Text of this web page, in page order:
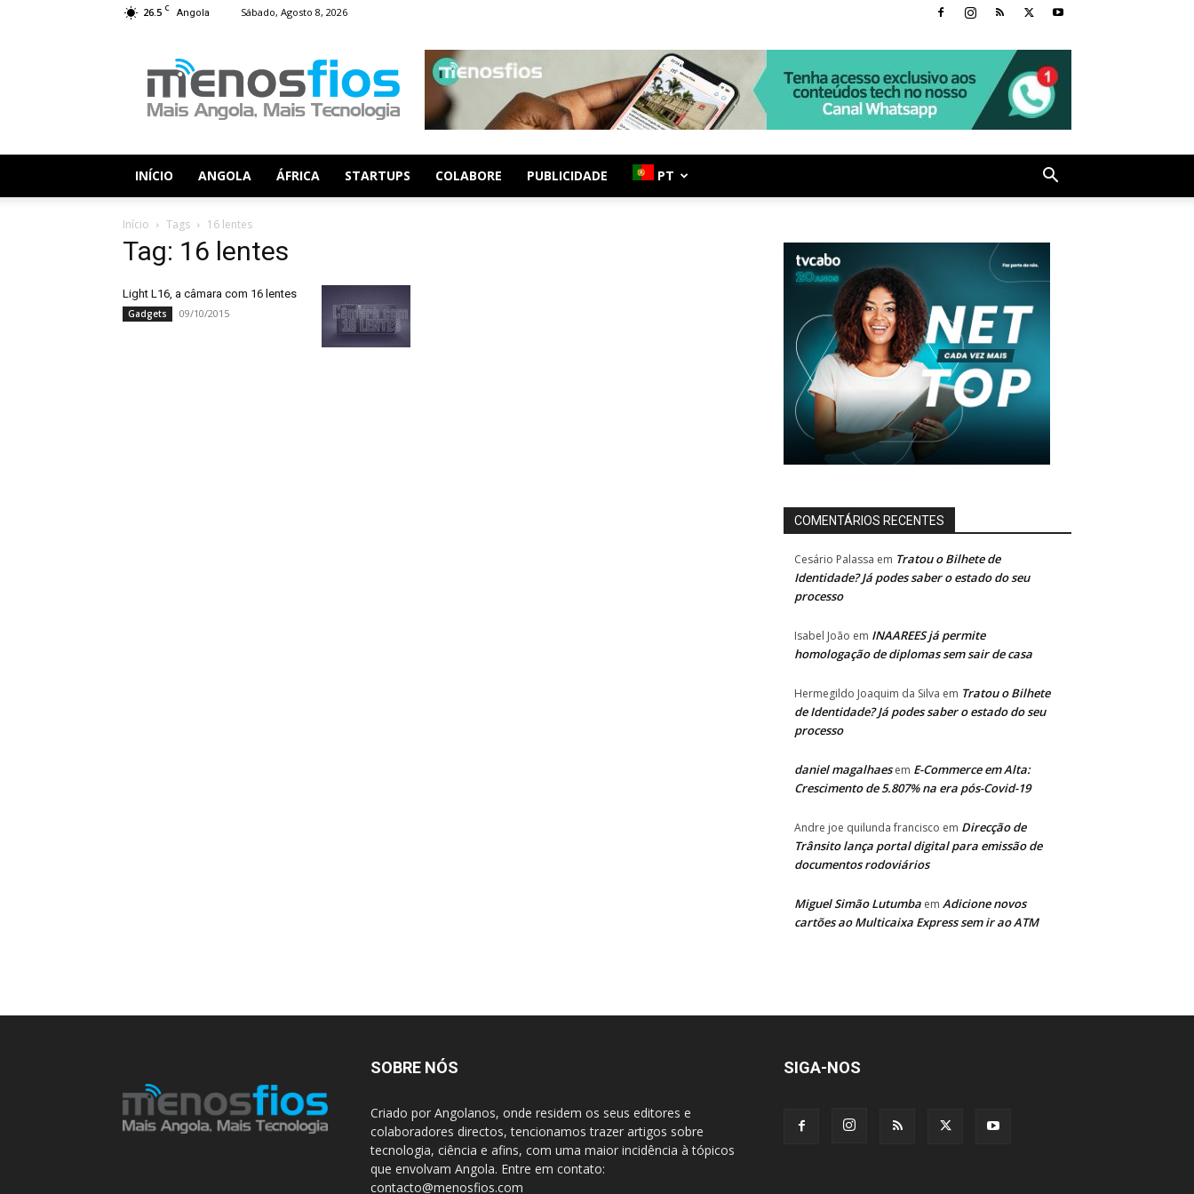
26.5 C Angola Sábado, Agosto 8, 2026
Fios
INÍCIO ANGOLA ÁFRICA STARTUPS COLABORE PUBLICIDADE PT
Início Tags 16 lentes
Tag: 16 lentes
Light L16, a câmara com 16 lentes
Gadgets 09/10/2015
COMENTÁRIOS RECENTES
Cesário Palassa em Tratou o Bilhete de
Identidade? Já podes saber o estado do seu
processo
Isabel João em INAAREES já permite
homologação de diplomas sem sair de casa
Hermegildo Joaquim da Silva em Tratou o Bilhete
de Identidade? Já podes saber o estado do seu
processo
daniel magalhaesem E-Commerce em Alta:
Crescimento de 5.807% na era pós-Covid-19
Andre joe quilunda francisco em Direcção de
Trânsito lança portal digital para emissão de
documentos rodoviários
Miguel Simão Lutumba em Adicione novos
cartões ao Multicaixa Express sem ir ao ATM
SOBRE NÓS
Criado por Angolanos, onde residem os seus editores e
colaboradores directos, tencionamos trazer artigos sobre
tecnologia, ciência e afins, com uma maior incidência à tópicos
que envolvam Angola. Entre em contato:
contacto@menosfios.com
SIGA-NOS